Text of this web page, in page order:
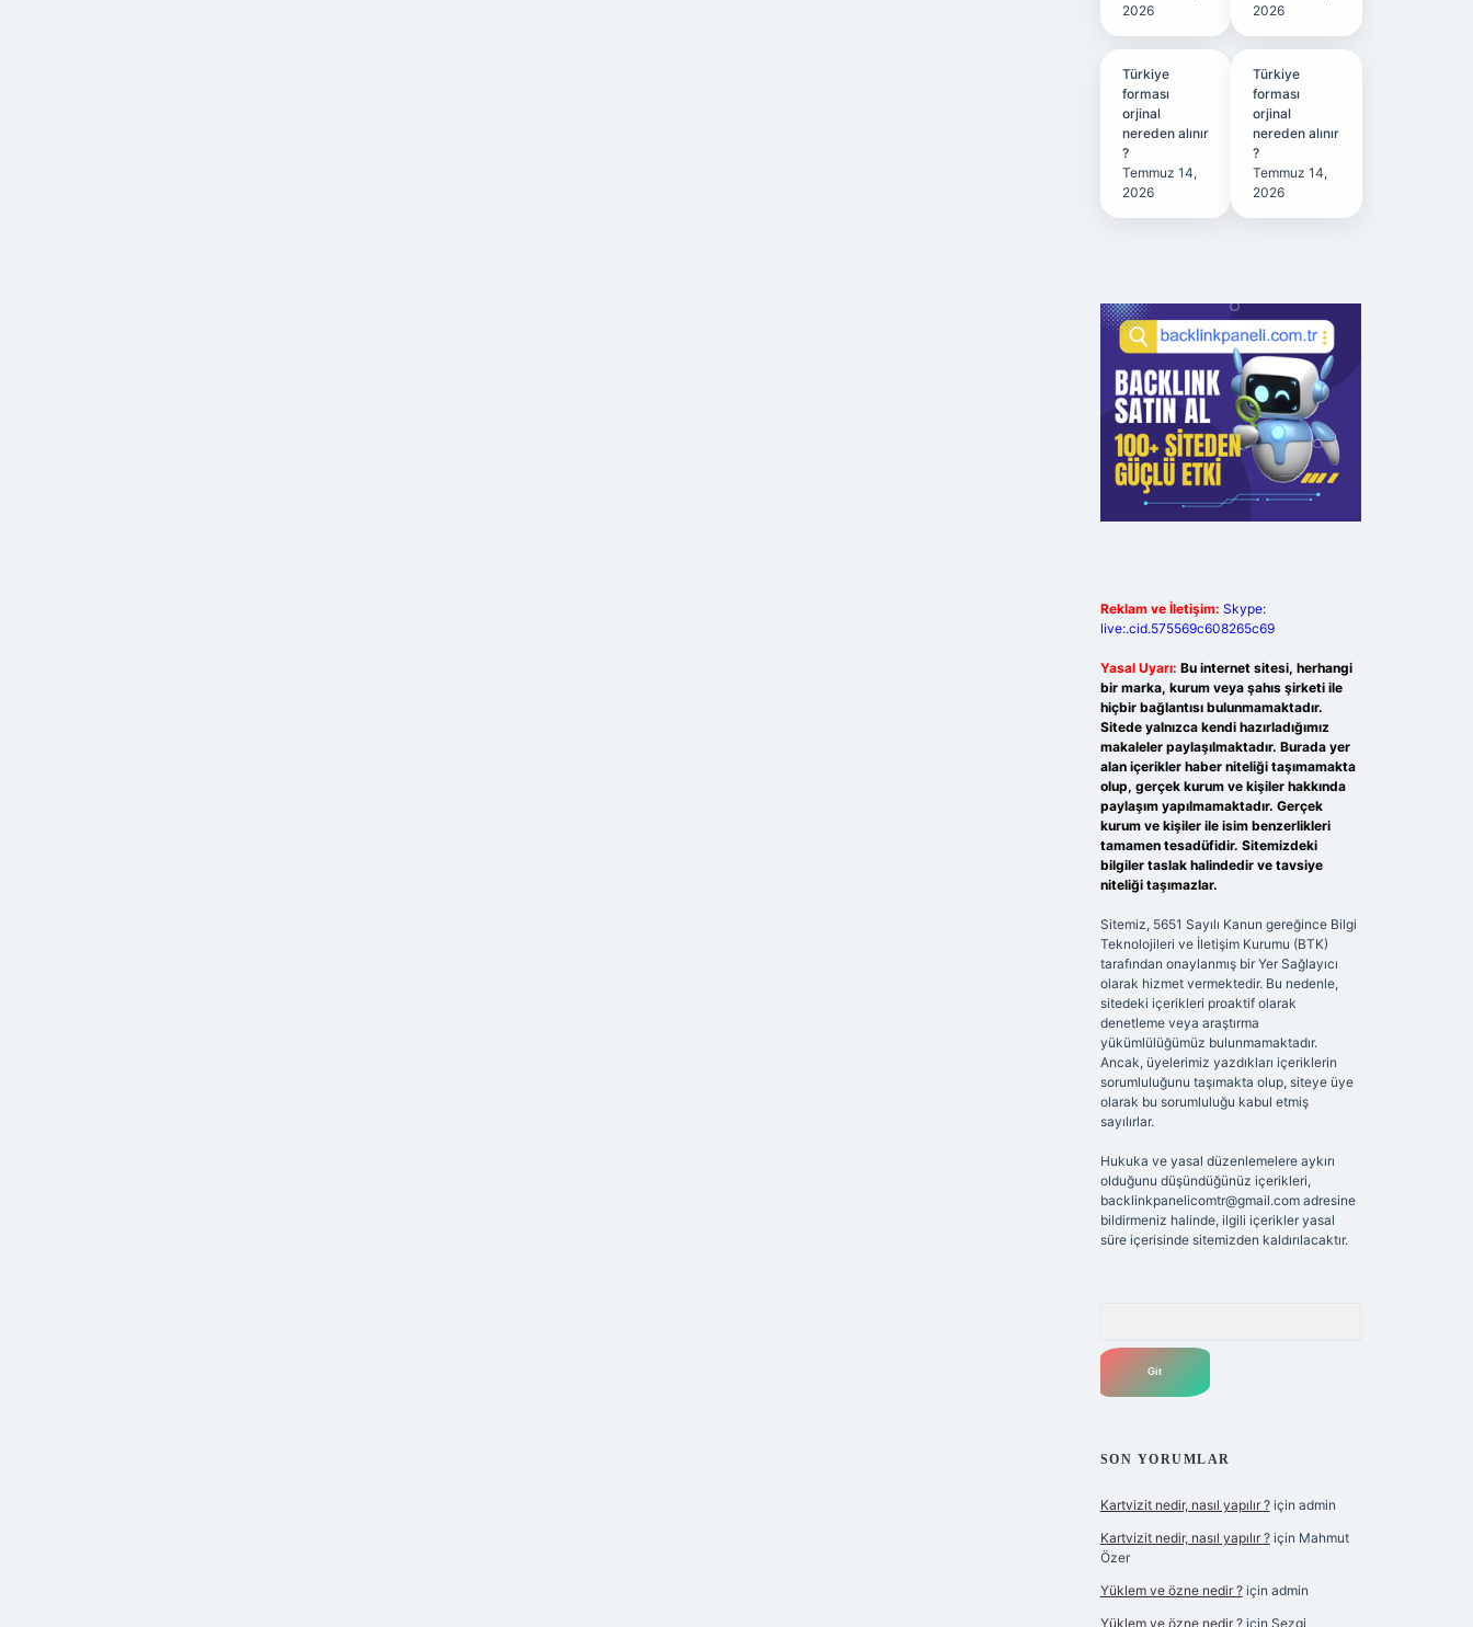
2026
2026
Türkiye
forması
orjinal
nereden alınır
?
Temmuz 14,
2026
Türkiye
forması
orjinal
nereden alınır
?
Temmuz 14,
2026
Reklam ve İletişim: Skype:
live:.cid.575569c608265c69
Yasal Uyarı: Bu internet sitesi, herhangi
bir marka, kurum veya şahıs şirketi ile
hiçbir bağlantısı bulunmamaktadır.
Sitede yalnızca kendi hazırladığımız
makaleler paylaşılmaktadır. Burada yer
alan içerikler haber niteliği taşımamakta
olup, gerçek kurum ve kişiler hakkında
paylaşım yapılmamaktadır. Gerçek
kurum ve kişiler ile isim benzerlikleri
tamamen tesadüfidir. Sitemizdeki
bilgiler taslak halindedir ve tavsiye
niteliği taşımazlar.
Sitemiz, 5651 Sayılı Kanun gereğince Bilgi
Teknolojileri ve İletişim Kurumu (BTK)
tarafından onaylanmış bir Yer Sağlayıcı
olarak hizmet vermektedir. Bu nedenle,
sitedeki içerikleri proaktif olarak
denetleme veya araştırma
yükümlülüğümüz bulunmamaktadır.
Ancak, üyelerimiz yazdıkları içeriklerin
sorumluluğunu taşımakta olup, siteye üye
olarak bu sorumluluğu kabul etmiş
sayılırlar.
Hukuka ve yasal düzenlemelere aykırı
olduğunu düşündüğünüz içerikleri,
backlinkpanelicomtr@gmail.comadresine
bildirmeniz halinde, ilgili içerikler yasal
süre içerisinde sitemizden kaldırılacaktır.
SON YORUMLAR
Kartvizit nedir, nasıl yapılır ?için admin
Kartvizit nedir, nasıl yapılır ?için Mahmut
Özer
Yüklem ve özne nedir ?için admin
Yüklem ve özne nedir ?için Sezgi